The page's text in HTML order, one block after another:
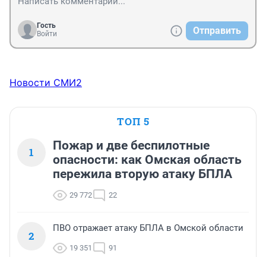
Гость
Войти
Отправить
Новости СМИ2
ТОП 5
1
Пожар и две беспилотные
опасности: как Омская область
пережила вторую атаку БПЛА
29 772 22
2
ПВО отражает атаку БПЛА в Омской области
19 351 91